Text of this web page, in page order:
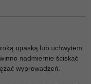
opaską lub uchwytem
nadmiernie ściskać
wyprowadzeń.